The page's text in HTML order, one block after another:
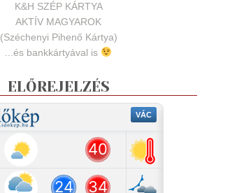
K&H SZÉP KÁRTYA
AKTÍV MAGYAROK
(Széchenyi Pihenő Kártya)
...és bankkártyával is
ELŐREJELZÉS